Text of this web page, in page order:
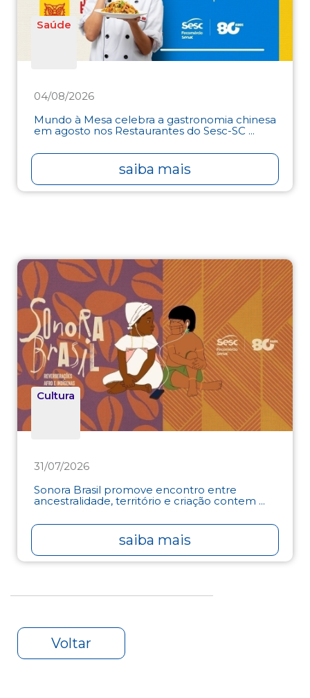
Saúde
04/08/2026
Mundo à Mesa celebra a gastronomia chinesa
em agosto nos Restaurantes do Sesc-SC ...
saiba mais
Cultura
31/07/2026
Sonora Brasil promove encontro entre
ancestralidade, território e criação contem ...
saiba mais
Voltar